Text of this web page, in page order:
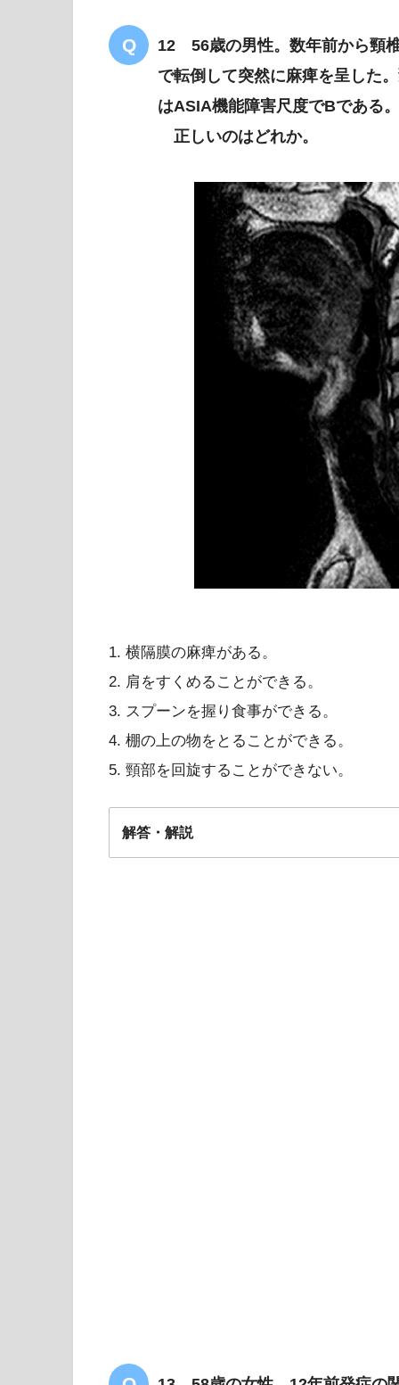
初期
12 56歳の男性。数年前から頸
で転倒して突然に麻痺を呈した
はASIA機能障害尺度でBである
正しいのはどれか。
1. 横隔膜の麻痺がある。
2. 肩をすくめることができる。
3. スプーンを握り食事ができる。
4. 棚の上の物をとることができる。
5. 頸部を回旋することができない。
解答・解説
ASIA